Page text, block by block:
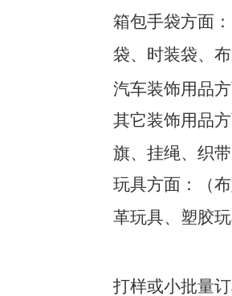
箱包手袋方面
袋、时装袋、
汽车装饰用品
其它装饰用品
旗、挂绳、织
玩具方面：（
革玩具、塑胶
打样或小批量